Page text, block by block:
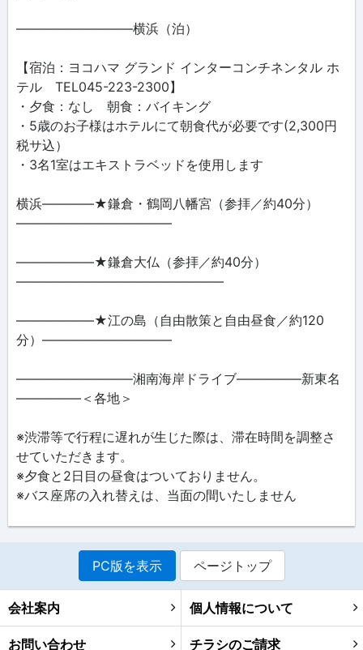
―――――――――横浜（泊）
【宿泊：ヨコハマ グランド インターコンチネンタル ホ
テル TEL045-223-2300】
・夕食：なし 朝食：バイキング
・5歳のお子様はホテルにて朝食代が必要です(2,300円
税サ込）
・3名1室はエキストラベッドを使用します
横浜――――★鎌倉・鶴岡八幡宮（参拝／約40分）
――――――――――――
――――――★鎌倉大仏（参拝／約40分）
――――――――――――――――
――――――★江の島（自由散策と自由昼食／約120
分）――――――――――
―――――――――湘南海岸ドライブ―――――新東名
―――――＜各地＞
※渋滞等で行程に遅れが生じた際は、滞在時間を調整さ
せていただきます。
※夕食と2日目の昼食はついておりません。
※バス座席の入れ替えは、当面の間いたしません
PC版を表示 ページトップ
会社案内 個人情報について
お問い合わせ チラシのご請求